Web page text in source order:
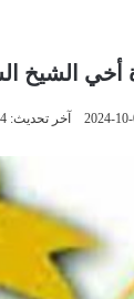
الشيخ
2024- آخر تحديث: 2024-10-04